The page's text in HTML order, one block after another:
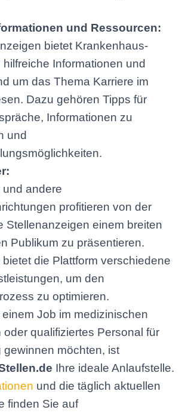
und Ressourcen:
bietet Krankenhaus-
Informationen und
um das Thema Karriere im
Dazu gehören Tipps für
Informationen zu
und
andere
profitieren von der
Stellenanzeigen einem breiten
Publikum zu präsentieren.
die Plattform verschiedene
um den
zu optimieren.
Job im medizinischen
qualifiziertes Personal für
gewinnen möchten, ist
Ihre ideale Anlaufstelle.
und die täglich aktuellen
finden Sie auf